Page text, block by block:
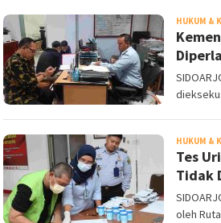
HUKUM &
HUKUM &
Tes
Tidak
oleh